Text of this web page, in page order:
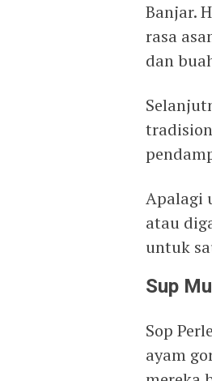
Banjar.
rasa
dan
Apalagi
atau
untuk
Sup
Sop
ayam